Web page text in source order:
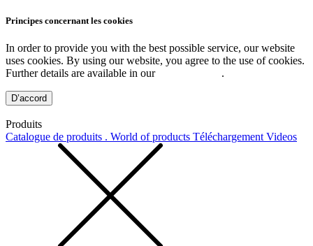
Principes concernant les cookies
In order to provide you with the best possible service, our website
uses cookies. By using our website, you agree to the use of cookies.
Further details are available in our
.
D’accord
Produits
Catalogue de produits . World of products Téléchargement Videos